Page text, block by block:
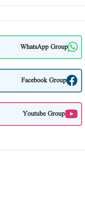
WhatsApp Group
Facebook Group
Youtube Group